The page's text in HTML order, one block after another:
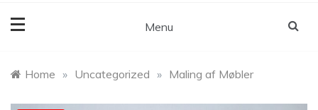
Menu
Home » Uncategorized » Maling af Møbler